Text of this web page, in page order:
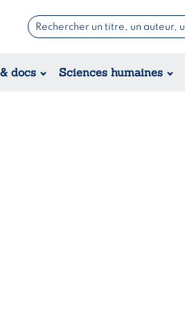
docs Sciences humaines
/ Policier
Romance